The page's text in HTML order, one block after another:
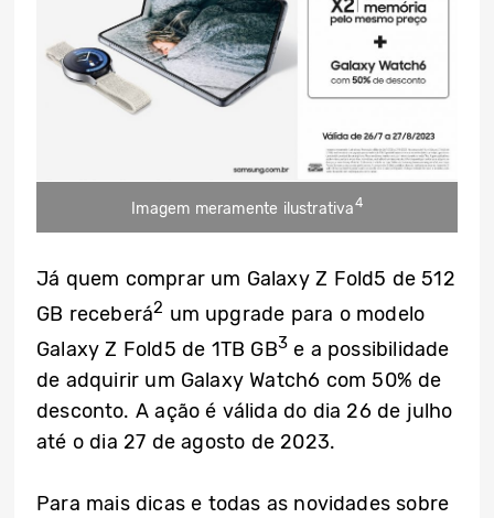
Imagem meramente ilustrativa4
Já quem comprar um Galaxy Z Fold5 de 512
GB receberá2 um upgrade para o modelo
Galaxy Z Fold5 de 1TB GB3e a possibilidade
de adquirir um Galaxy Watch6 com 50% de
desconto. A ação é válida do dia 26 de julho
até o dia 27 de agosto de 2023.
Para mais dicas e todas as novidades sobre